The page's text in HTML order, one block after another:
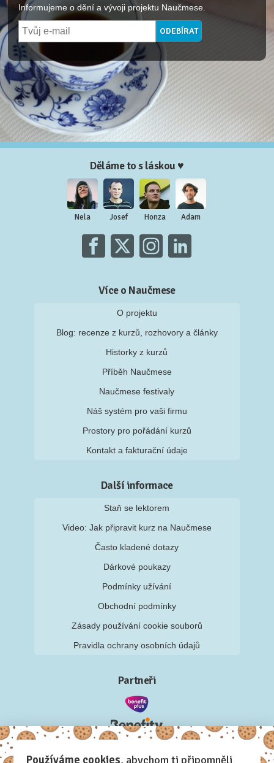
Informujeme o dění a vývoji projektu Naučmese.
Děláme to s láskou ♥
Nela Josef Honza Adam
Více o Naučmese
O projektu
Blog: recenze z kurzů, rozhovory a články
Historky z kurzů
Příběh Naučmese
Naučmese festivaly
Náš systém pro vaši firmu
Prostory pro pořádání kurzů
Kontakt a fakturační údaje
Další informace
Staň se lektorem
Video: Jak připravit kurz na Naučmese
Často kladené dotazy
Dárkové poukazy
Podmínky užívání
Obchodní podmínky
Zásady používání cookie souborů
Pravidla ochrany osobních údajů
Partneři
Používáme cookies, abychom ti připomněli